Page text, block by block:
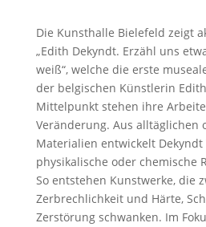
Die Kunsthalle Bielefeld zeigt
„Edith Dekyndt. Erzähl uns
weiß“, welche die erste
der belgischen Künstlerin
Mittelpunkt stehen ihre
Veränderung. Aus alltäglichen
Materialien entwickelt
physikalische oder chemische
So entstehen Kunstwerke, die
Zerbrechlichkeit und Härte,
Zerstörung schwanken. Im